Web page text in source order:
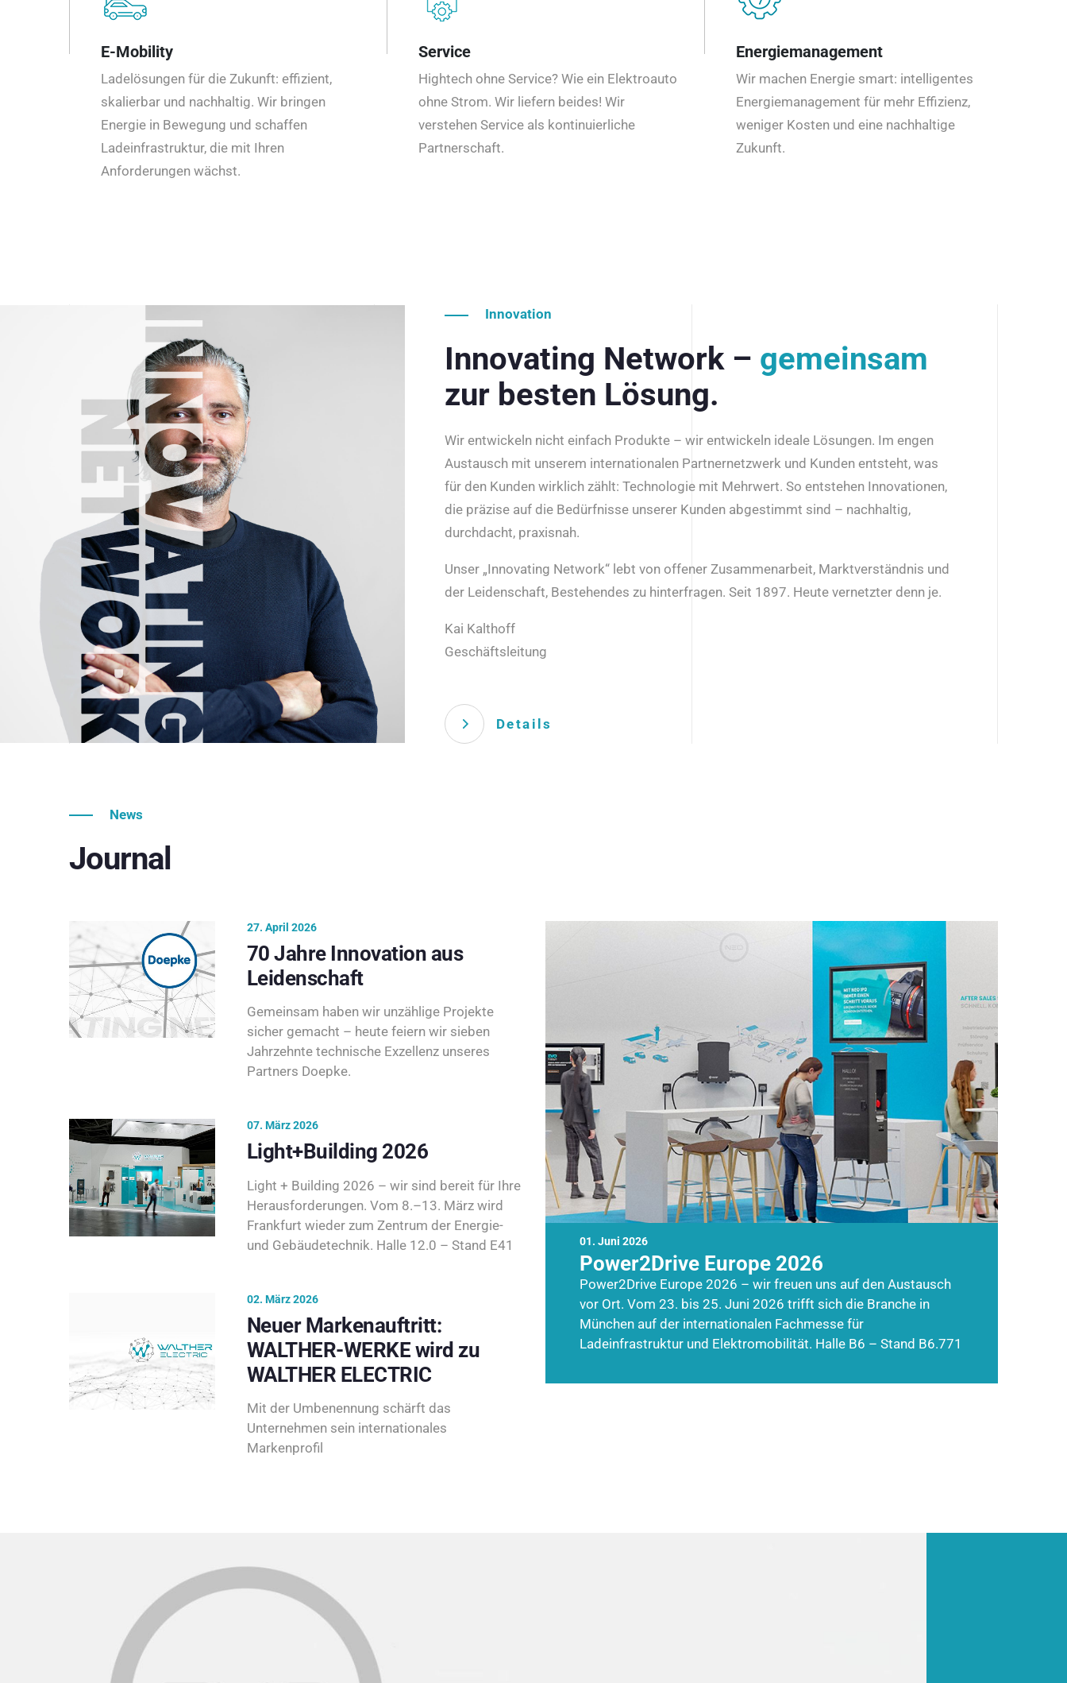
E-Mobility
Ladelösungen für die Zukunft: effizient,
skalierbar und nachhaltig. Wir bringen
Energie in Bewegung und schaffen
Ladeinfrastruktur, die mit Ihren
Anforderungen wächst.
Service
Hightech ohne Service? Wie ein Elektroauto
ohne Strom. Wir liefern beides! Wir
verstehen Service als kontinuierliche
Partnerschaft.
Energiemanagement
Wir machen Energie smart: intelligentes
Energiemanagement für mehr Effizienz,
weniger Kosten und eine nachhaltige
Zukunft.
Innovation
Innovating Network – gemeinsam
zur besten Lösung.
Wir entwickeln nicht einfach Produkte – wir entwickeln ideale Lösungen. Im engen
Austausch mit unserem internationalen Partnernetzwerk und Kunden entsteht, was
für den Kunden wirklich zählt: Technologie mit Mehrwert. So entstehen Innovationen,
die präzise auf die Bedürfnisse unserer Kunden abgestimmt sind – nachhaltig,
durchdacht, praxisnah.
Unser „Innovating Network“ lebt von offener Zusammenarbeit, Marktverständnis und
der Leidenschaft, Bestehendes zu hinterfragen. Seit 1897. Heute vernetzter denn je.
Kai Kalthoff
Geschäftsleitung
Details
News
Journal
01. Juni 2026
Power2Drive Europe 2026
Power2Drive Europe 2026 – wir freuen uns auf den Austausch
vor Ort. Vom 23. bis 25. Juni 2026 trifft sich die Branche in
München auf der internationalen Fachmesse für
Ladeinfrastruktur und Elektromobilität. Halle B6 – Stand B6.771
27. April 2026
70 Jahre Innovation aus
Leidenschaft
Gemeinsam haben wir unzählige Projekte
sicher gemacht – heute feiern wir sieben
Jahrzehnte technische Exzellenz unseres
Partners Doepke.
07. März 2026
Light+Building 2026
Light + Building 2026 – wir sind bereit für Ihre
Herausforderungen. Vom 8.–13. März wird
Frankfurt wieder zum Zentrum der Energie-
und Gebäudetechnik. Halle 12.0 – Stand E41
02. März 2026
Neuer Markenauftritt:
WALTHER-WERKE wird zu
WALTHER ELECTRIC
Mit der Umbenennung schärft das
Unternehmen sein internationales
Markenprofil